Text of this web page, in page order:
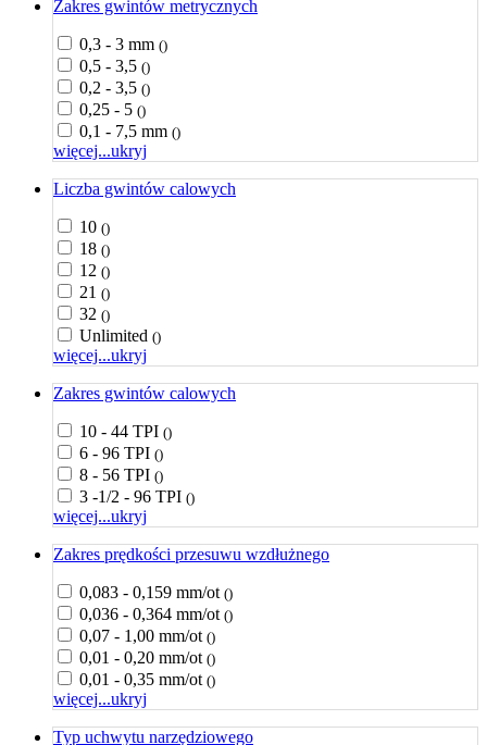
Zakres gwintów metrycznych
0,3 - 3 mm ()
0,5 - 3,5 ()
0,2 - 3,5 ()
0,25 - 5 ()
0,1 - 7,5 mm ()
więcej...ukryj
Liczba gwintów calowych
10 ()
18 ()
12 ()
21 ()
32 ()
Unlimited ()
więcej...ukryj
Zakres gwintów calowych
10 - 44 TPI ()
6 - 96 TPI ()
8 - 56 TPI ()
3 -1/2 - 96 TPI ()
więcej...ukryj
Zakres prędkości przesuwu wzdłużnego
0,083 - 0,159 mm/ot ()
0,036 - 0,364 mm/ot ()
0,07 - 1,00 mm/ot ()
0,01 - 0,20 mm/ot ()
0,01 - 0,35 mm/ot ()
więcej...ukryj
Typ uchwytu narzędziowego